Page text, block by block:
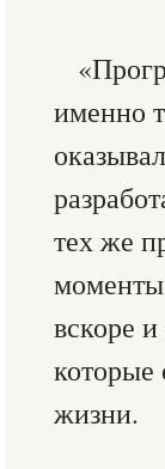
именно
тех же
вскоре
которые
жизни.